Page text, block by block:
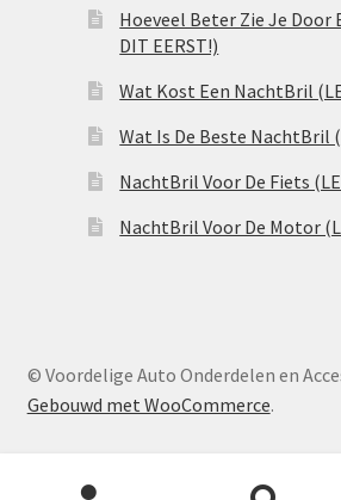
Hoeveel Beter Zie Je Door
DIT EERST!)
Wat Kost Een NachtBril
Wat Is De Beste NachtBril
NachtBril Voor De Fiets
NachtBril Voor De Motor
© Voordelige Auto Onderdelen en
Gebouwd met WooCommerce.
Producten